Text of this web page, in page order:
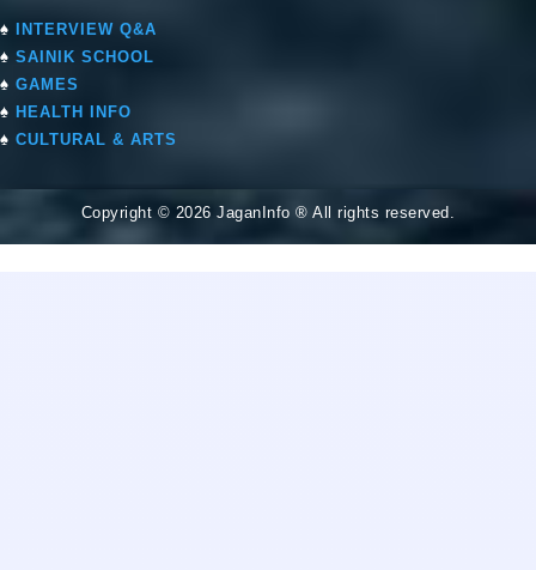
♠
INTERVIEW Q&A
♠ SAINIK SCHOOL
♠ GAMES
♠ HEALTH INFO
♠ CULTURAL & ARTS
Copyright © 2026 JaganInfo ® All rights reserved.